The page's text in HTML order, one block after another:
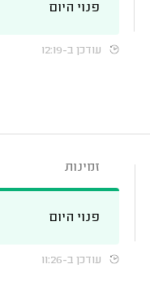
פנוי היום
עודכן ב-12:19
זמינות
פנוי היום
עודכן ב-11:26